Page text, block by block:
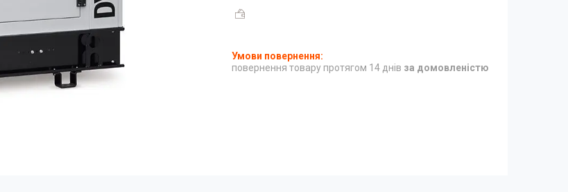
повернення товару протягом 14 днів за домовленістю